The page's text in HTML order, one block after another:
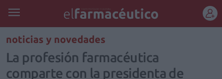
REGÍSTRATE
noticias y novedades
La profesión farmacéutica
comparte con la presidenta de